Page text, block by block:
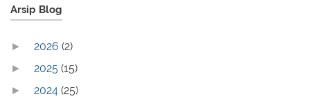
Arsip Blog
► 2026 (2)
► 2025 (15)
► 2024 (25)